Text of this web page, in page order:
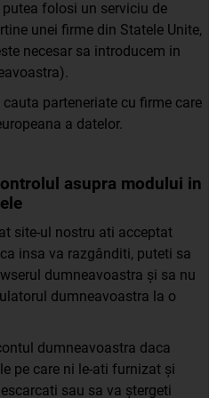
folosi un serviciu de
unei firme din Statele Unite,
necesar sa introducem in
parteneriate cu firme care
a datelor.
asupra modului in
site-ul nostru ati acceptat
insa va razgânditi, puteti sa
dumneavoastra și sa nu
dumneavoastra la o
dumneavoastra daca
pe care ni le-ati furnizat și
sau sa va ștergeti